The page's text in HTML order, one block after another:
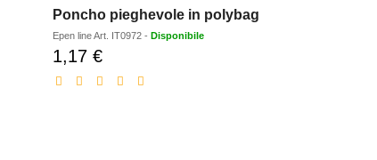
Poncho pieghevole in polybag
Epen lineArt. IT0972- Disponibile
1,17 €Prezzo